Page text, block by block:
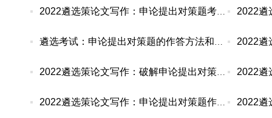
2022遴选策论文写作：申论提出对策题考情和作答技巧
遴选考试：申论提出对策题的作答方法和技巧
2022遴选策论文写作：破解申论提出对策难关 这些
2022遴选策论文写作：申论提出对策题作答“三部曲”